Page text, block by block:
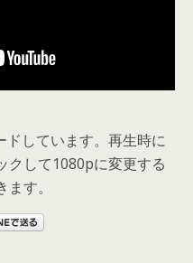
しています。再生時に
クして1080pに変更する
す。